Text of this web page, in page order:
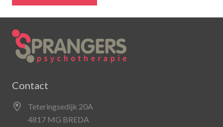
Contact
Teteringsedijk 20A
4817 MG BREDA